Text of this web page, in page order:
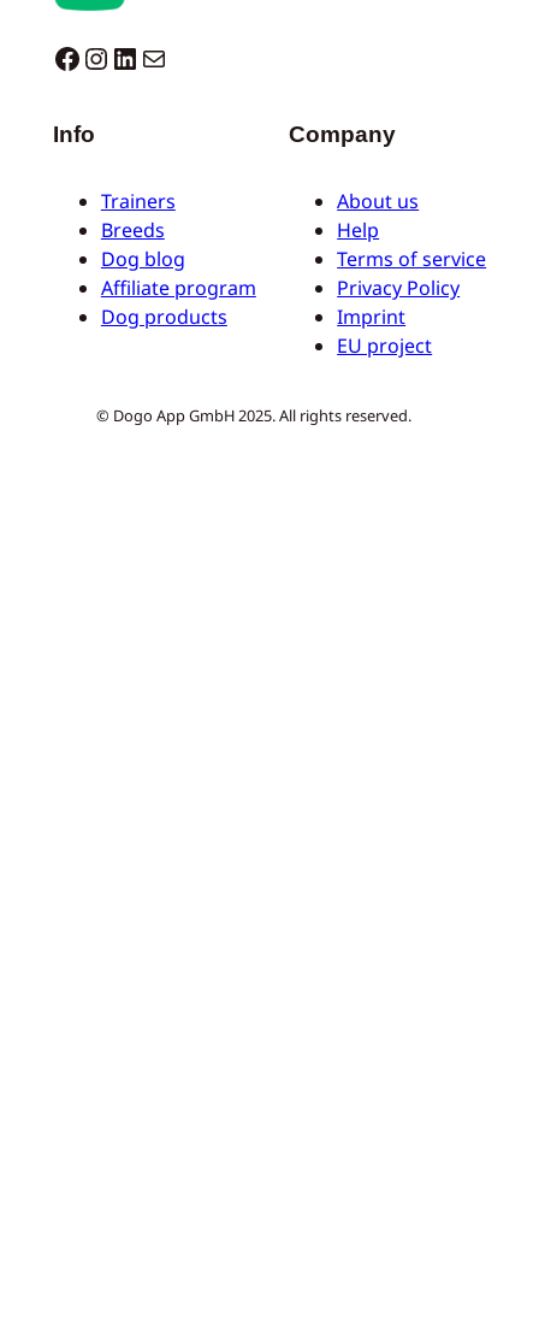
Dogo facebook InstagramLinkedIn Correo electrónico
Info
Trainers
Breeds
Dog blog
Affiliate program
Dog products
Company
About us
Help
Terms of service
Privacy Policy
Imprint
EU project
© Dogo App GmbH 2025. All rights reserved.